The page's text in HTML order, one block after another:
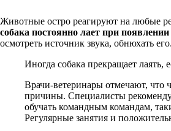
Животные остро реагируют на любые
собака постоянно лает при
осмотреть источник звука, обнюхать его.
Иногда собака прекращает лаять,
Врачи-ветеринары отмечают, что
причины. Специалисты
обучать командным командам,
Регулярные занятия и